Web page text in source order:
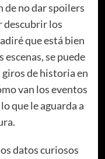
de no dar spoilers
descubrir los
que está bien
se puede
de historia en
van los eventos
que le aguarda a
datos curiosos